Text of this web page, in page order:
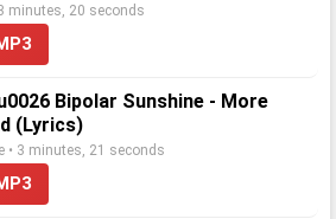
minutes, 20 seconds
Bipolar Sunshine - More
(Lyrics)
• 3 minutes, 21 seconds